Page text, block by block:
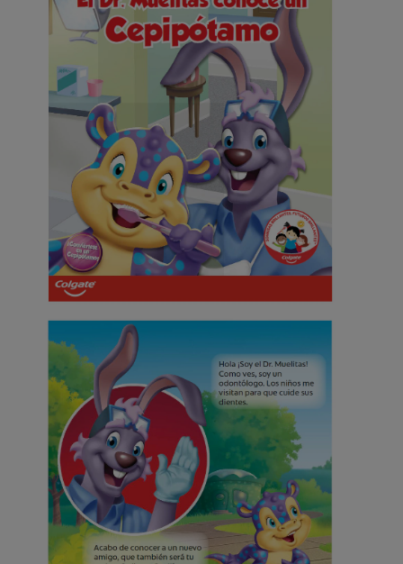
CHEQUEO DE SALUD BUCAL
CORRESPONDENCIA DE PRODUCTOS
PARA PROFESIONALES
DONDE COMPRAR